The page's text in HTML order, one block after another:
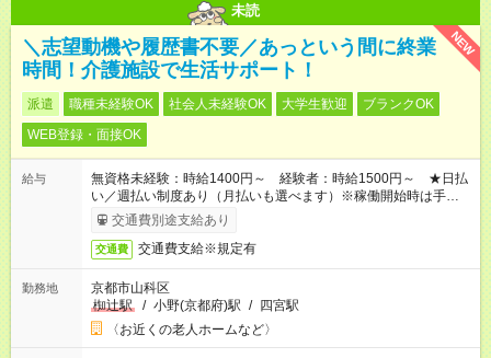
未読
NEW
＼志望動機や履歴書不要／あっという間に終業
時間！介護施設で生活サポート！
派遣 職種未経験OK 社会人未経験OK 大学生歓迎
ブランクOK
WEB登録・面接OK
給与
無資格未経験：時給1400円～ 経験者：時給1500円～ ★日払
い／週払い制度あり（月払いも選べます）※稼働開始時は手続き
完了次第のお支払いとなります。
交通費別途支給あり
交通費 交通費支給※規定有
勤務地
京都市山科区
椥辻駅
/ 小野(京都府)駅 / 四宮駅
〈お近くの老人ホームなど〉